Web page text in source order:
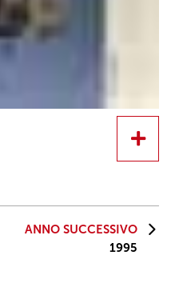
ANNO SUCCESSIVO
1995